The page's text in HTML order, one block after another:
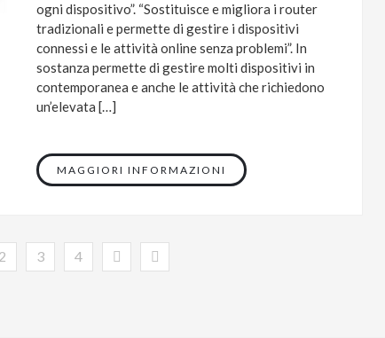
ogni dispositivo”. “Sostituisce e migliora i router
tradizionali e permette di gestire i dispositivi
connessi e le attività online senza problemi”. In
sostanza permette di gestire molti dispositivi in
contemporanea e anche le attività che richiedono
un’elevata […]
MAGGIORI INFORMAZIONI
2 3 4